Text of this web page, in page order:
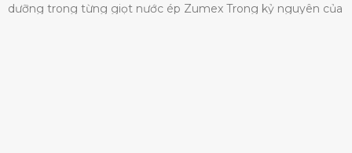
dưỡng trong từng giọt nước ép Zumex Trong kỷ nguyên của